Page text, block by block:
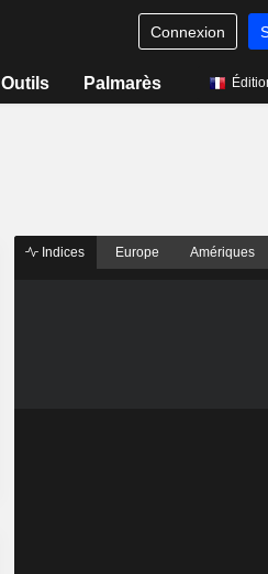
Connexion
Outils Palmarès
Indices Europe Amériques